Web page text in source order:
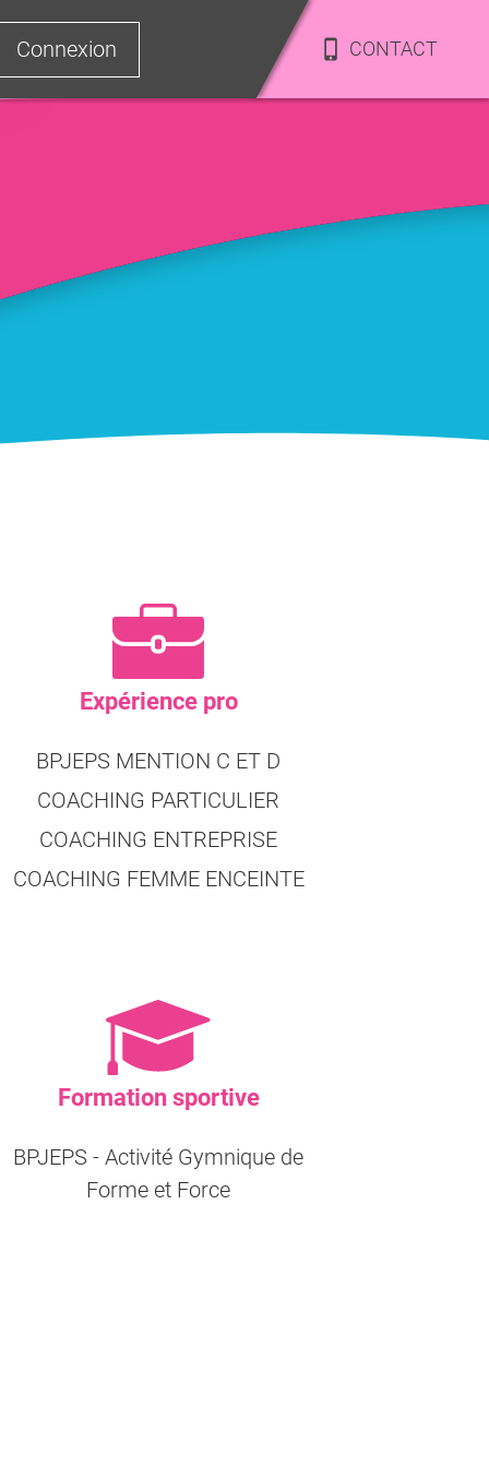
Connexion CONTACT
Expérience pro
BPJEPS MENTION C ET D
COACHING PARTICULIER
COACHING ENTREPRISE
COACHING FEMME ENCEINTE
Formation sportive
BPJEPS - Activité Gymnique de
Forme et Force